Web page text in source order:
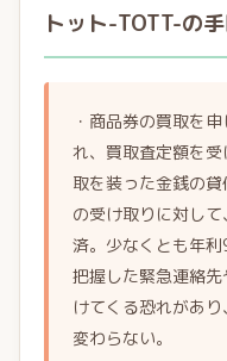
トット-TOTT-の
・商品券の買取を
れ、買取査定額を
取を装った金銭の
の受け取りに対し
済。少なくとも年
把握した緊急連絡
けてくる恐れがあ
変わらない。